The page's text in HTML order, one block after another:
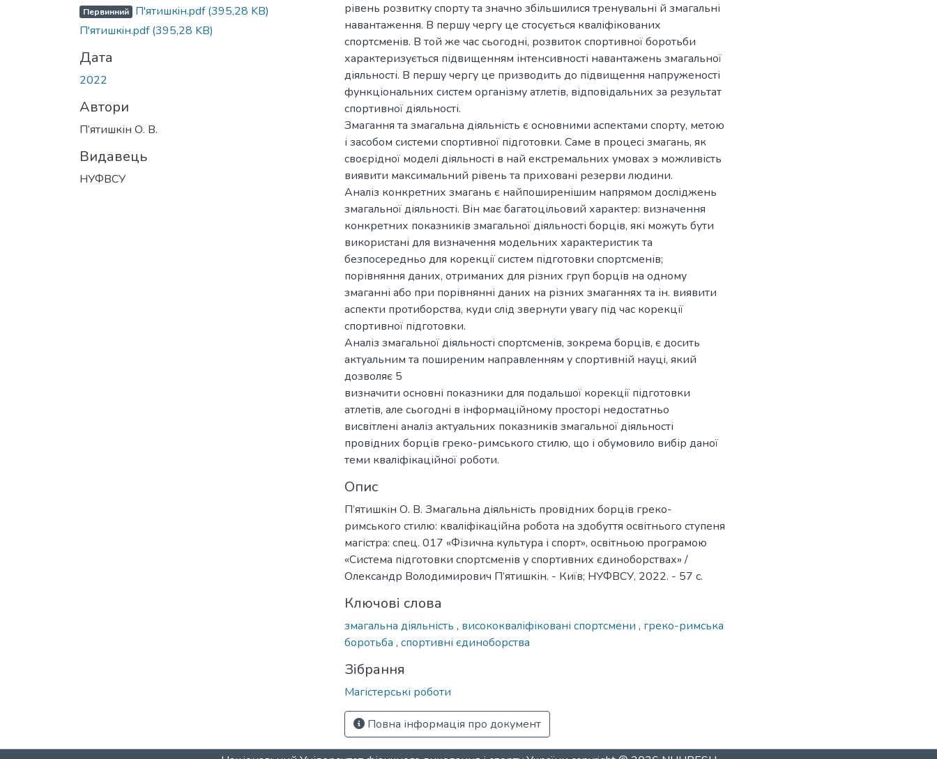
Первинний П'ятишкiн.pdf(395,28 KB)
П'ятишкiн.pdf(395,28 KB)
Дата
2022
Автори
П’ятишкін О. В.
Видавець
НУФВСУ
рівень розвитку спорту та значно збільшилися тренувальні й змагальні
навантаження. В першу чергу це стосується кваліфікованих
спортсменів. В той же час сьогодні, розвиток спортивної боротьби
характеризується підвищенням інтенсивності навантажень змагальної
діяльності. В першу чергу це призводить до підвищення напруженості
функціональних систем організму атлетів, відповідальних за результат
спортивної діяльності.
Змагання та змагальна діяльність є основними аспектами спорту, метою
і засобом системи спортивної підготовки. Саме в процесі змагань, як
своєрідної моделі діяльності в най екстремальних умовах э можливість
виявити максимальний рівень та приховані резерви людини.
Аналіз конкретних змагань є найпоширенішим напрямом досліджень
змагальної діяльності. Він має багатоцільовий характер: визначення
конкретних показників змагальної діяльності борців, які можуть бути
використані для визначення модельних характеристик та
безпосередньо для корекції систем підготовки спортсменів;
порівняння даних, отриманих для різних груп борців на одному
змаганні або при порівнянні даних на різних змаганнях та ін. виявити
аспекти протиборства, куди слід звернути увагу під час корекції
спортивної підготовки.
Аналіз змагальної діяльності спортсменів, зокрема борців, є досить
актуальним та поширеним направленням у спортивній науці, який
дозволяє 5
визначити основні показники для подальшої корекції підготовки
атлетів, але сьогодні в інформаційному просторі недостатньо
висвітлені аналіз актуальних показників змагальної діяльності
провідних борців греко-римського стилю, що і обумовило вибір даної
теми кваліфікаційної роботи.
Опис
П’ятишкін О. В. Змагальна діяльність провідних борців греко-
римського стилю: кваліфікаційна робота на здобуття освітнього ступеня
магістра: спец. 017 «Фізична культура і спорт», освітньою програмою
«Система підготовки спортсменів у спортивних єдиноборствах» /
Олександр Володимирович П’ятишкін. - Київ; НУФВСУ, 2022. - 57 с.
Ключові слова
змагальна діяльність , висококваліфіковані спортсмени , греко-римська
боротьба , спортивні єдиноборства
Зібрання
Магістерські роботи
Повна інформація про документ